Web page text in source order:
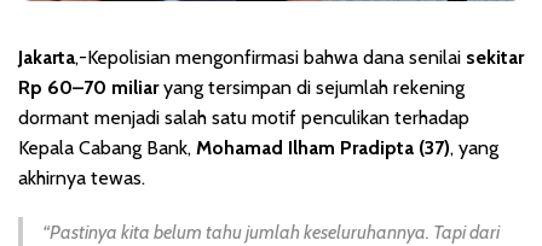
Jakarta,-Kepolisian mengonfirmasi bahwa dana senilai sekitar
Rp 60–70 miliaryang tersimpan di sejumlah rekening
dormant menjadi salah satu motif penculikan terhadap
Kepala Cabang Bank, Mohamad Ilham Pradipta (37), yang
akhirnya tewas.
“Pastinya kita belum tahu jumlah keseluruhannya. Tapi dari